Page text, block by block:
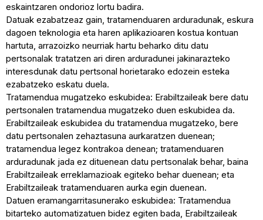
eskaintzaren ondorioz lortu badira.
Datuak ezabatzeaz gain, tratamenduaren arduradunak, eskura
dagoen teknologia eta haren aplikazioaren kostua kontuan
hartuta, arrazoizko neurriak hartu beharko ditu datu
pertsonalak tratatzen ari diren arduradunei jakinarazteko
interesdunak datu pertsonal horietarako edozein esteka
ezabatzeko eskatu duela.
Tratamendua mugatzeko eskubidea: Erabiltzaileak bere datu
pertsonalen tratamendua mugatzeko duen eskubidea da.
Erabiltzaileak eskubidea du tratamendua mugatzeko, bere
datu pertsonalen zehaztasuna aurkaratzen duenean;
tratamendua legez kontrakoa denean; tratamenduaren
arduradunak jada ez dituenean datu pertsonalak behar, baina
Erabiltzaileak erreklamazioak egiteko behar duenean; eta
Erabiltzaileak tratamenduaren aurka egin duenean.
Datuen eramangarritasunerako eskubidea: Tratamendua
bitarteko automatizatuen bidez egiten bada, Erabiltzaileak